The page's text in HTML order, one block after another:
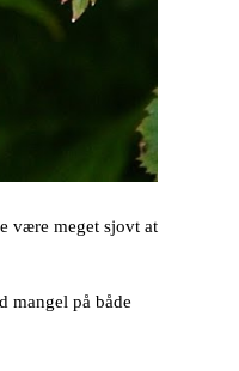
være meget sjovt at
mangel på både